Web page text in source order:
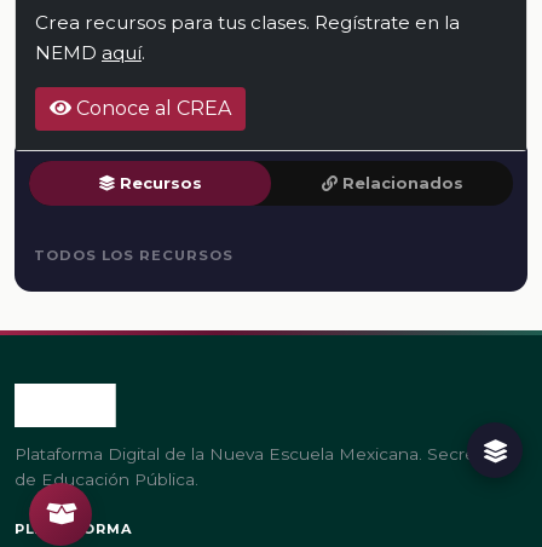
Crea recursos para tus clases. Regístrate en la
NEMD aquí.
Conoce al CREA
Recursos Relacionados
TODOS LOS RECURSOS
Plataforma Digital de la Nueva Escuela Mexicana. Secretaría
de Educación Pública.
PLATAFORMA